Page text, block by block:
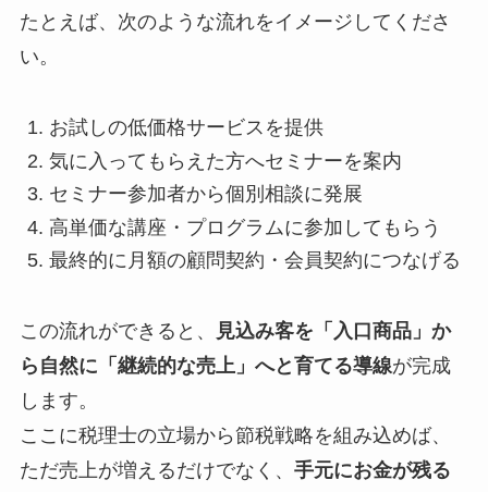
たとえば、次のような流れをイメージしてくださ
い。
お試しの低価格サービスを提供
気に入ってもらえた方へセミナーを案内
セミナー参加者から個別相談に発展
高単価な講座・プログラムに参加してもらう
最終的に月額の顧問契約・会員契約につなげる
この流れができると、
見込み客を「入口商品」か
ら自然に「継続的な売上」へと育てる導線が完成
します。
ここに税理士の立場から節税戦略を組み込めば、
ただ売上が増えるだけでなく、 手元にお金が残る